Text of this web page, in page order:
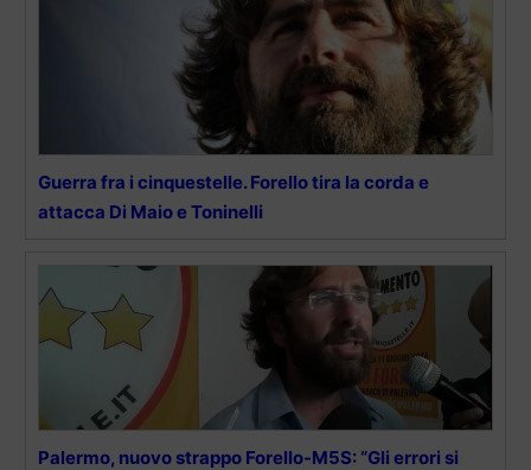
Guerra fra i cinquestelle. Forello tira la corda e
attacca Di Maio e Toninelli
Palermo, nuovo strappo Forello-M5S: “Gli errori si